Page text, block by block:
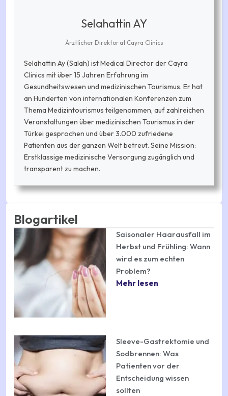
Selahattin AY
Ärztlicher Direktor at Cayra Clinics
Selahattin Ay (Salah) ist Medical Director der Cayra
Clinics mit über 15 Jahren Erfahrung im
Gesundheitswesen und medizinischen Tourismus. Er hat
an Hunderten von internationalen Konferenzen zum
Thema Medizintourismus teilgenommen, auf zahlreichen
Veranstaltungen über medizinischen Tourismus in der
Türkei gesprochen und über 3.000 zufriedene
Patienten aus der ganzen Welt betreut. Seine Mission:
Erstklassige medizinische Versorgung zugänglich und
transparent zu machen.
Blogartikel
Saisonaler Haarausfall im
Herbst und Frühling: Wann
wird es zum echten
Problem?
Mehr lesen
Sleeve-Gastrektomie und
Sodbrennen: Was
Patienten vor der
Entscheidung wissen
sollten